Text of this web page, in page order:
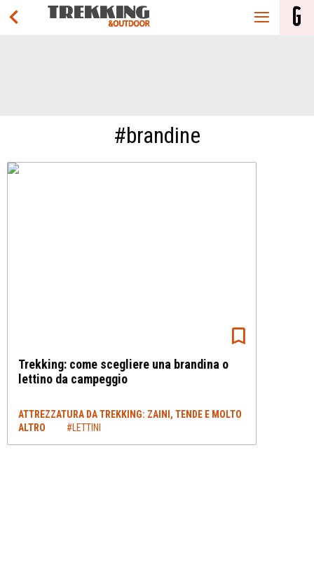
#brandine
Trekking: come scegliere una brandina o
lettino da campeggio
ATTREZZATURA DA TREKKING: ZAINI, TENDE E MOLTO
ALTRO
#LETTINI